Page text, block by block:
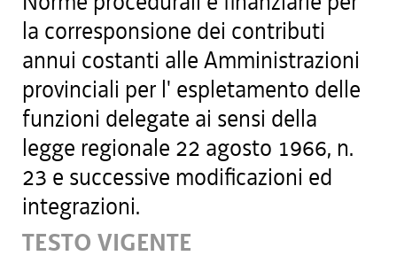
la corresponsione dei contributi
annui costanti alle Amministrazioni
provinciali per l' espletamento delle
funzioni delegate ai sensi della
legge regionale 22 agosto 1966, n.
23 e successive modificazioni ed
integrazioni.
TESTO VIGENTE